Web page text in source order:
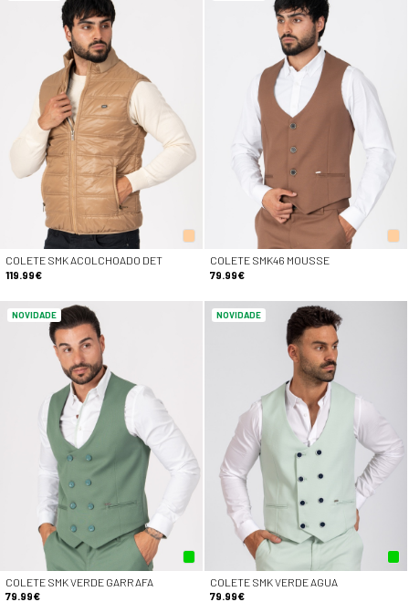
COLETE SMK ACOLCHOADO DET
119.99€
COLETE SMK46 MOUSSE
79.99€
NOVIDADE
COLETE SMK VERDE GARRAFA
79.99€
NOVIDADE
COLETE SMK VERDE AGUA
79.99€